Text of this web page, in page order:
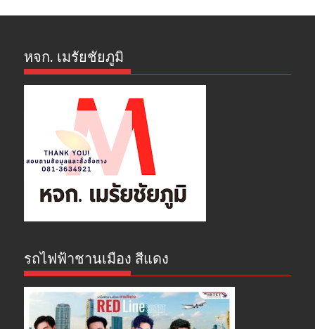
หจก. เมรัยชัยภูมิ
รถไฟฟ้าชานเมือง สีแดง